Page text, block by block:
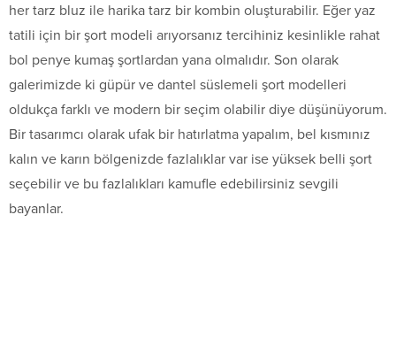
her tarz bluz ile harika tarz bir kombin oluşturabilir. Eğer yaz
tatili için bir şort modeli arıyorsanız tercihiniz kesinlikle rahat
bol penye kumaş şortlardan yana olmalıdır. Son olarak
galerimizde ki güpür ve dantel süslemeli şort modelleri
oldukça farklı ve modern bir seçim olabilir diye düşünüyorum.
Bir tasarımcı olarak ufak bir hatırlatma yapalım, bel kısmınız
kalın ve karın bölgenizde fazlalıklar var ise yüksek belli şort
seçebilir ve bu fazlalıkları kamufle edebilirsiniz sevgili
bayanlar.